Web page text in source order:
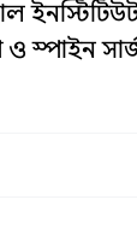
স্পাইন